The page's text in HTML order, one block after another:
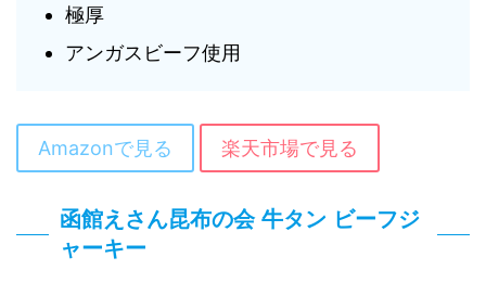
極厚
アンガスビーフ使用
Amazonで見る 楽天市場で見る
函館えさん昆布の会 牛タン ビーフジ
ャーキー